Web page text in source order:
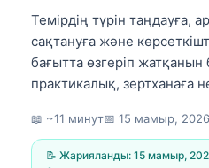
Темірдің түрін таңдауға,
сақтануға және
бағытта өзгеріп жатқанын
практикалық, зертханаға
📖 ~11 минут📅 15 мамыр, 2026
📝 Жарияланды: 15 мамыр,